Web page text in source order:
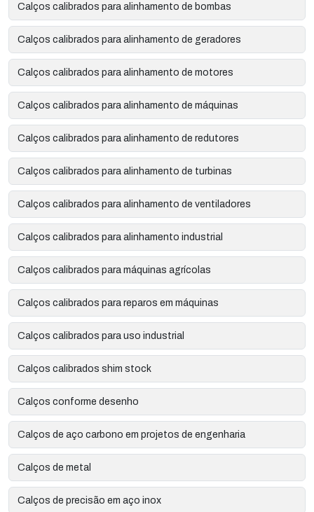
Calços calibrados para alinhamento de bombas
Calços calibrados para alinhamento de geradores
Calços calibrados para alinhamento de motores
Calços calibrados para alinhamento de máquinas
Calços calibrados para alinhamento de redutores
Calços calibrados para alinhamento de turbinas
Calços calibrados para alinhamento de ventiladores
Calços calibrados para alinhamento industrial
Calços calibrados para máquinas agrícolas
Calços calibrados para reparos em máquinas
Calços calibrados para uso industrial
Calços calibrados shim stock
Calços conforme desenho
Calços de aço carbono em projetos de engenharia
Calços de metal
Calços de precisão em aço inox